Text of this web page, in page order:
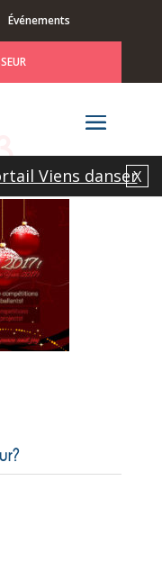
Événements
Viens danserX